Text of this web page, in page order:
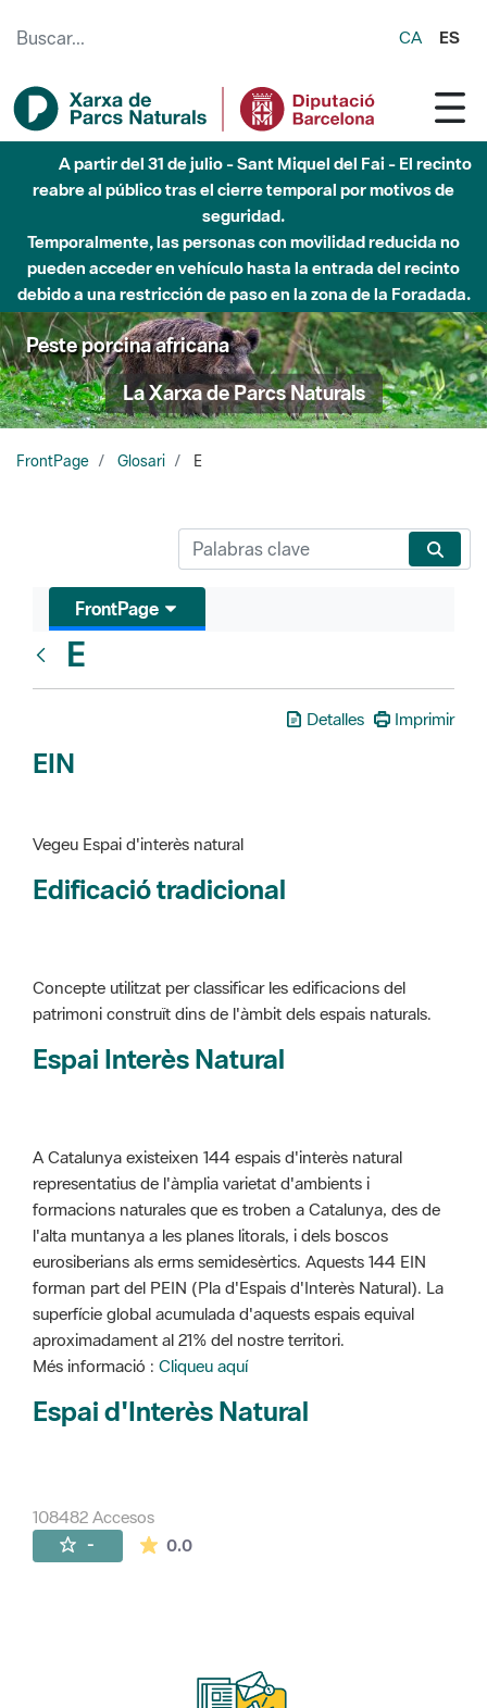
CA ES
A partir del 31 de julio - Sant Miquel del Fai - El recinto
reabre al público tras el cierre temporal por motivos de
seguridad.
Temporalmente, las personas con movilidad reducida no
pueden acceder en vehículo hasta la entrada del recinto
debido a una restricción de paso en la zona de la Foradada.
Peste porcina africana
La Xarxa de Parcs Naturals
FrontPage Glosari E
FrontPage
E
Detalles Imprimir
EIN
Vegeu Espai d'interès natural
Edificació tradicional
Concepte utilitzat per classificar les edificacions del
patrimoni construït dins de l'àmbit dels espais naturals.
Espai Interès Natural
A Catalunya existeixen 144 espais d'interès natural
representatius de l'àmplia varietat d'ambients i
formacions naturales que es troben a Catalunya, des de
l'alta muntanya a les planes litorals, i dels boscos
eurosiberians als erms semidesèrtics. Aquests 144 EIN
forman part del PEIN (Pla d'Espais d'Interès Natural). La
superfície global acumulada d'aquests espais equival
aproximadament al 21% del nostre territori.
Més informació : Cliqueu aquí
Espai d'Interès Natural
108482 Accesos
- 0.0La valoración media es de 0 estrellas de